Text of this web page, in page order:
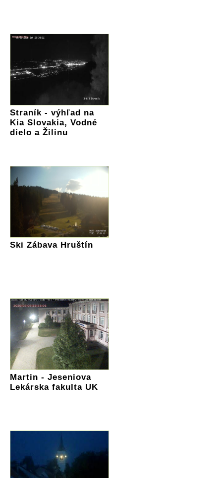
Straník - výhľad na
Kia Slovakia, Vodné
dielo a Žilinu
Ski Zábava Hruštín
Martin - Jeseniova
Lekárska fakulta UK